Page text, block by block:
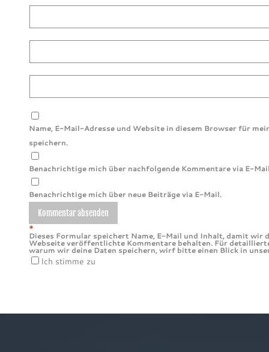
Name, E-Mail-Adresse und Website in diesem Browser für
speichern.
Benachrichtige mich über nachfolgende Kommentare via E-
Benachrichtige mich über neue Beiträge via E-Mail.
*
Dieses Formular speichert Name, E-Mail und Inhalt, damit wir
Webseite veröffentlichte Kommentare behalten. Für
warum wir deine Daten speichern, wirf bitte einen Blick in
Ich stimme zu